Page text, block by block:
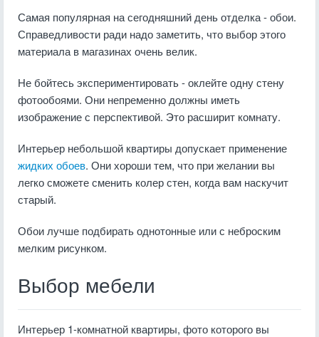
Самая популярная на сегодняшний день отделка - обои.
Справедливости ради надо заметить, что выбор этого
материала в магазинах очень велик.
Не бойтесь экспериментировать - оклейте одну стену
фотообоями. Они непременно должны иметь
изображение с перспективой. Это расширит комнату.
Интерьер небольшой квартиры допускает применение
жидких обоев. Они хороши тем, что при желании вы
легко сможете сменить колер стен, когда вам наскучит
старый.
Обои лучше подбирать однотонные или с неброским
мелким рисунком.
Выбор мебели
Интерьер 1-комнатной квартиры, фото которого вы